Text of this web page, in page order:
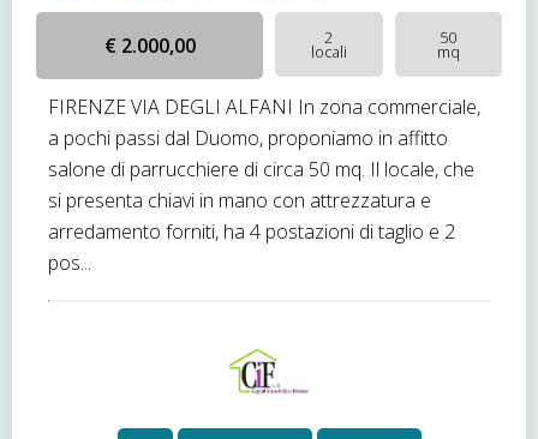
€ 2.000,00 2
locali
50
mq
FIRENZE VIA DEGLI ALFANI In zona commerciale,
a pochi passi dal Duomo, proponiamo in affitto
salone di parrucchiere di circa 50 mq. Il locale, che
si presenta chiavi in mano con attrezzatura e
arredamento forniti, ha 4 postazioni di taglio e 2
pos...